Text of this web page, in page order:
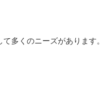
多くのニーズがあります。